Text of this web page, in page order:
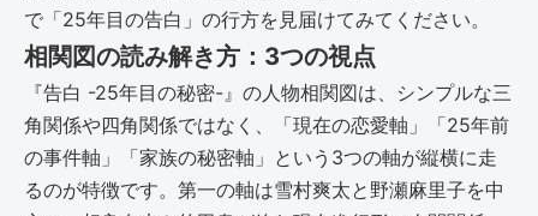
で「25年目の告白」の行方を見届けてみてください。
相関図の読み解き方：3つの視点
『告白 -25年目の秘密-』の人物相関図は、シンプルな三
角関係や四角関係ではなく、「現在の恋愛軸」「25年前
の事件軸」「家族の秘密軸」という3つの軸が縦横に走
るのが特徴です。第一の軸は雪村爽太と野瀬麻里子を中